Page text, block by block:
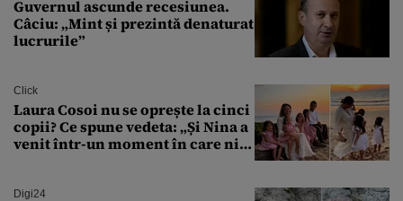
Guvernul ascunde recesiunea.
Câciu: „Mint și prezintă denaturat
lucrurile”
Click
Laura Cosoi nu se oprește la cinci
copii? Ce spune vedeta: „Și Nina a
venit într-un moment în care nici
Digi24